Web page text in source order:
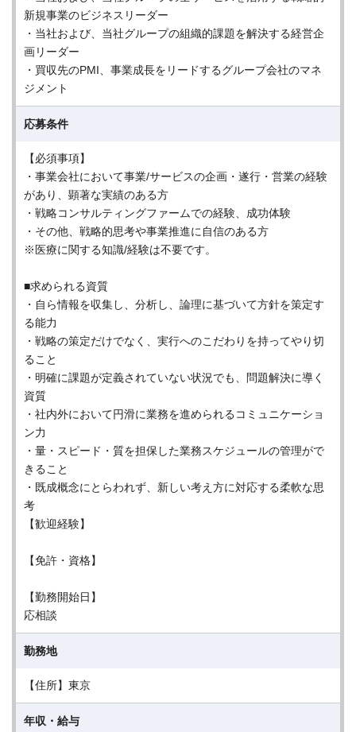
新規事業のビジネスリーダー
・当社および、当社グループの組織的課題を解決する経営企
画リーダー
・買収先のPMI、事業成長をリードするグループ会社のマネ
ジメント
応募条件
【必須事項】
・事業会社において事業/サービスの企画・遂行・営業の経験
があり、顕著な実績のある方
・戦略コンサルティングファームでの経験、成功体験
・その他、戦略的思考や事業推進に自信のある方
※医療に関する知識/経験は不要です。
■求められる資質
・自ら情報を収集し、分析し、論理に基づいて方針を策定す
る能力
・戦略の策定だけでなく、実行へのこだわりを持ってやり切
ること
・明確に課題が定義されていない状況でも、問題解決に導く
資質
・社内外において円滑に業務を進められるコミュニケーショ
ン力
・量・スピード・質を担保した業務スケジュールの管理がで
きること
・既成概念にとらわれず、新しい考え方に対応する柔軟な思
考
【歓迎経験】
【免許・資格】
【勤務開始日】
応相談
勤務地
【住所】東京
年収・給与